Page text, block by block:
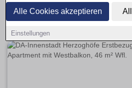
Alle Cookies akzeptieren
Einstellungen
exklusivere Ansprüche, in ruhiger
einer passenden